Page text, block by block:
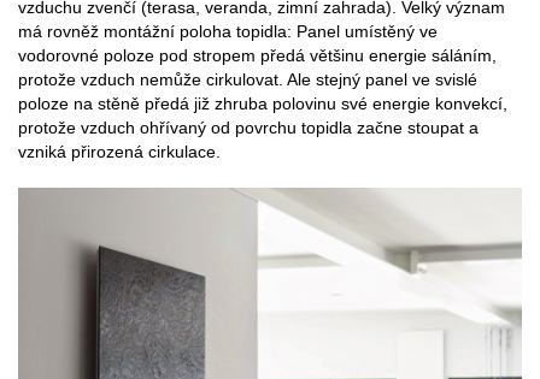
vzduchu zvenčí (terasa, veranda, zimní zahrada). Velký význam
má rovněž montážní poloha topidla: Panel umístěný ve
vodorovné poloze pod stropem předá většinu energie sáláním,
protože vzduch nemůže cirkulovat. Ale stejný panel ve svislé
poloze na stěně předá již zhruba polovinu své energie konvekcí,
protože vzduch ohřívaný od povrchu topidla začne stoupat a
vzniká přirozená cirkulace.